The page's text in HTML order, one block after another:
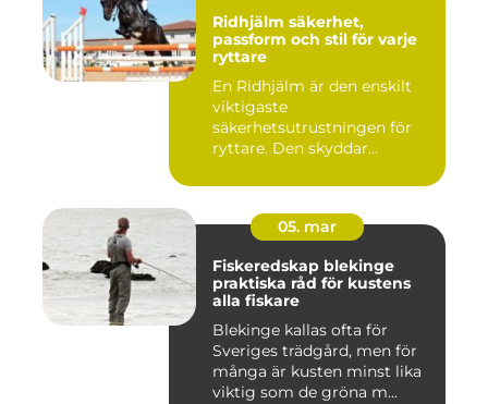
Ridhjälm säkerhet,
passform och stil för varje
ryttare
En Ridhjälm är den enskilt
viktigaste
säkerhetsutrustningen för
ryttare. Den skyddar
05. mar
Fiskeredskap blekinge
praktiska råd för kustens
alla fiskare
Blekinge kallas ofta för
Sveriges trädgård, men för
många är kusten minst lika
viktig som de gröna m...